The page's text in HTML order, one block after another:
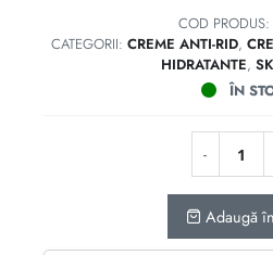
COD PRODUS:
CATEGORII: CREME ANTI-RID,
HIDRATANTE,
ÎN
Adaugă